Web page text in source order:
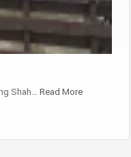
Shah… Read More